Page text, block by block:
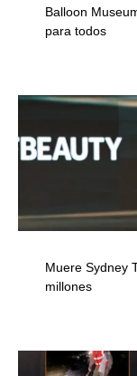
Balloon
para todos
Muere Sydney
millones